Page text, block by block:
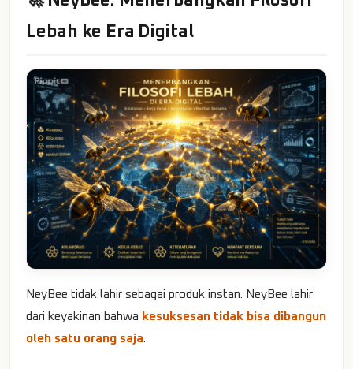
Lebah ke Era Digital
NeyBee tidak lahir sebagai produk instan. NeyBee lahir
dari keyakinan bahwa kesuksesan tidak bisa dibangun
oleh satu orang saja